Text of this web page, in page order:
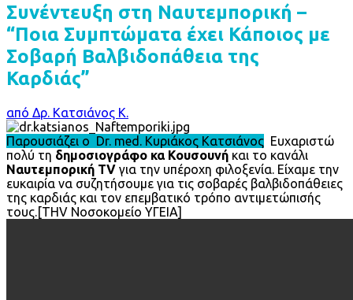
Συνέντευξη στη Ναυτεμπορική –
“Ποια Συμπτώματα έχει Κάποιος με
Σοβαρή Βαλβιδοπάθεια της
Καρδιάς”
από Δρ. Κατσιάνος Κ.
Παρουσιάζει ο Dr. med. Κυριάκος Κατσιάνος Ευχαριστώ
πολύ τη δημοσιογράφο κα Κουσουνή και το κανάλι
Ναυτεμπορική TV για την υπέροχη φιλοξενία. Είχαμε την
ευκαιρία να συζητήσουμε για τις σοβαρές βαλβιδοπάθειες
της καρδιάς και τον επεμβατικό τρόπο αντιμετώπισής
τους.[THV Νοσοκομείο ΥΓΕΙΑ]